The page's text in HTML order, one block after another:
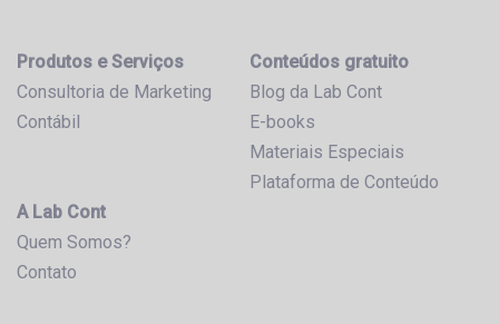
Produtos e Serviços
Consultoria de Marketing
Contábil
Conteúdos gratuito
Blog da Lab Cont
E-books
Materiais Especiais
Plataforma de Conteúdo
A Lab Cont
Quem Somos?
Contato